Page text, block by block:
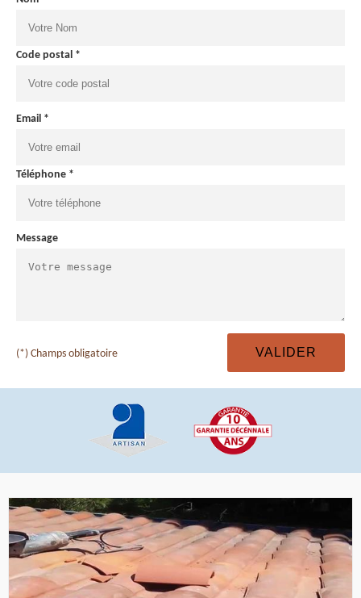
Code postal *
Email *
Téléphone *
Message
(*) Champs obligatoire